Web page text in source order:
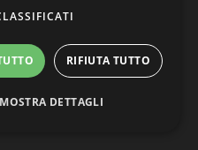
la tua passione.
Clicca qui per conoscere la storia e
RIFIUTA TUTTO
MOSTRA DETTAGLI